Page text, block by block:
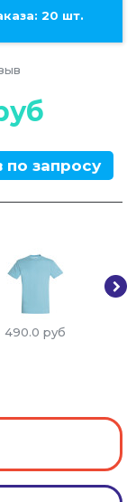
20 шт.
запросу
490.0 руб